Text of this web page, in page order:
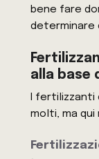
bene fare
determinare
alla base
I fertilizzanti
molti, ma qui